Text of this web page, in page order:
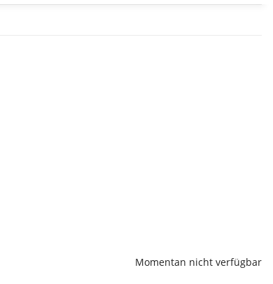
Momentan nicht verfügbar